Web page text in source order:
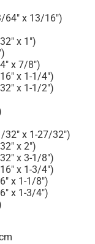
64" x 13/16")
x 1")
x 7/8")
x 1-1/4")
x 1-1/2")
32" x 1-27/32")
x 2")
x 3-1/8")
x 1-3/4")
x 1-1/8")
x 1-3/4")